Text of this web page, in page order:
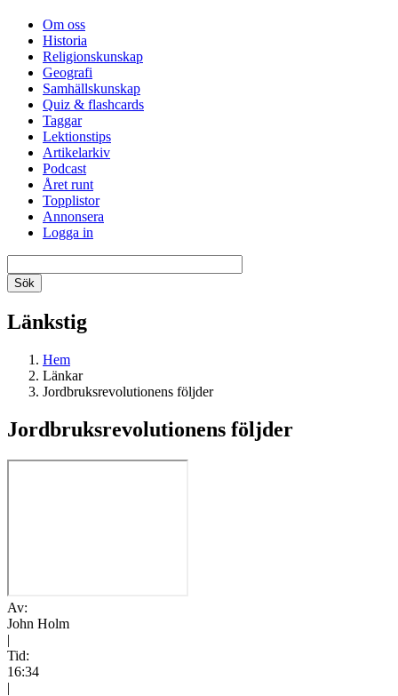
Om oss
Historia
Religionskunskap
Geografi
Samhällskunskap
Quiz & flashcards
Taggar
Lektionstips
Artikelarkiv
Podcast
Året runt
Topplistor
Annonsera
Logga in
Länkstig
Hem
Länkar
Jordbruksrevolutionens följder
Jordbruksrevolutionens följder
Av:
John Holm
|
Tid:
16:34
|